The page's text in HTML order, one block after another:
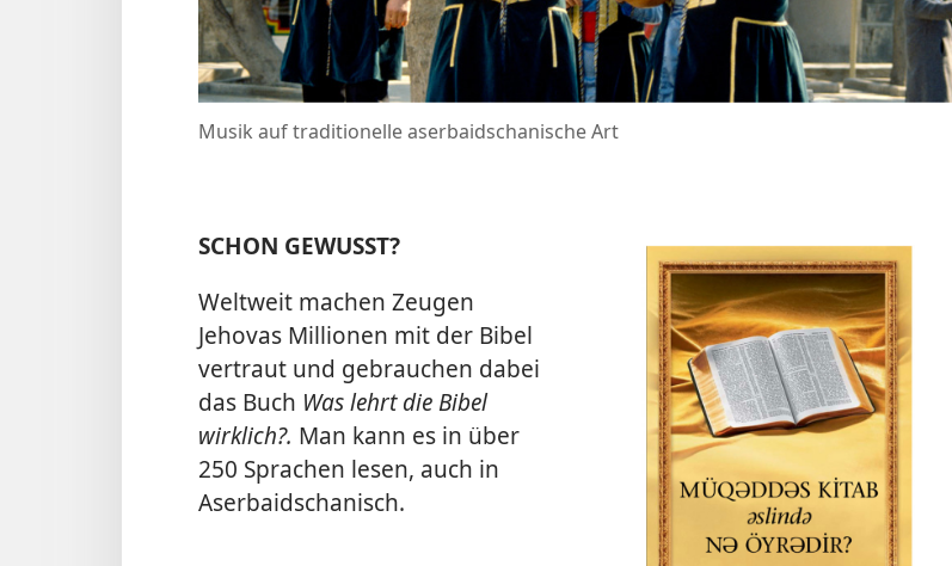
Musik auf traditionelle aserbaidschanische Art
SCHON GEWUSST?
Weltweit machen Zeugen
Jehovas Millionen mit der Bibel
vertraut und gebrauchen dabei
das Buch Was lehrt die Bibel
wirklich?. Man kann es in über
250 Sprachen lesen, auch in
Aserbaidschanisch.